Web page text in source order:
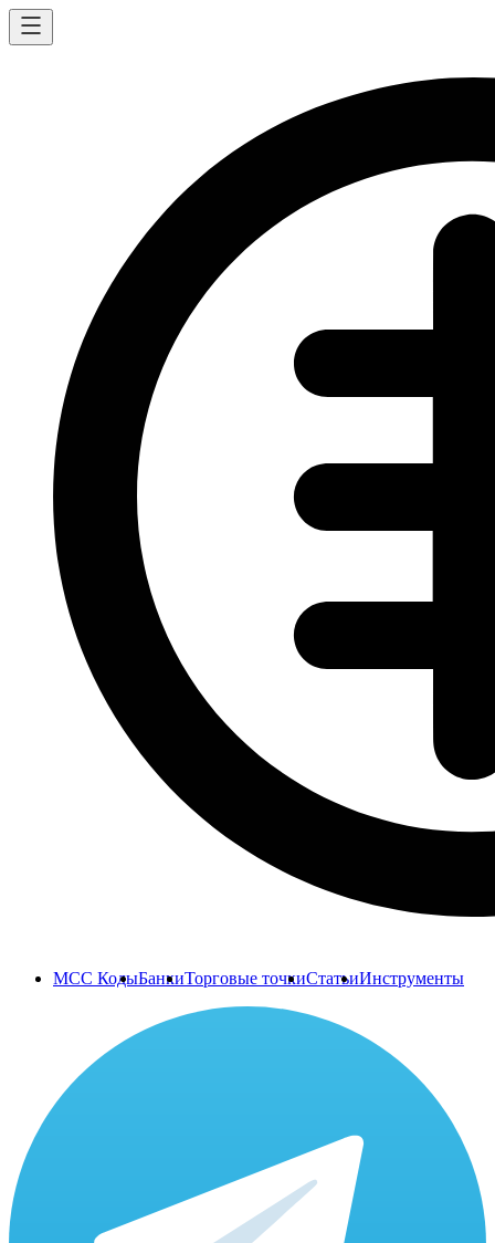
MCC КодыБанкиТорговые точкиСтатьиИнструменты